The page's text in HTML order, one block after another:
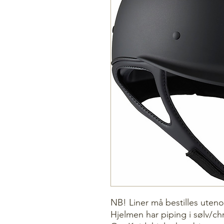
NB! Liner må bestilles
Hjelmen har piping i sølv/